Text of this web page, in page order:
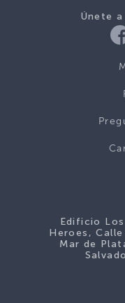
Únete
Edificio
Heroes,
Mar de